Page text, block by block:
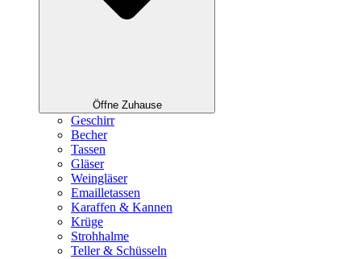
Öffne Zuhause
Geschirr
Becher
Tassen
Gläser
Weingläser
Emailletassen
Karaffen & Kannen
Krüge
Strohhalme
Teller & Schüsseln